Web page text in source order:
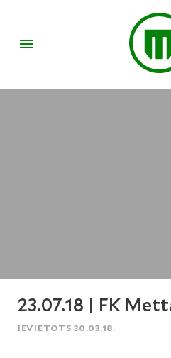
23.07.18 | FK
IEVIETOTS 30.03.18.